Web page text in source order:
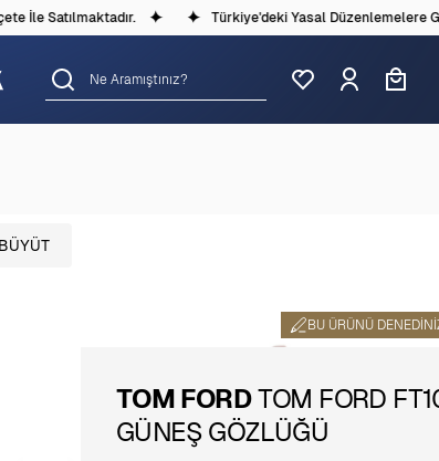
İle Satılmaktadır. Türkiye'deki Yasal Düzenlemelere
BÜYÜT
BU ÜRÜNÜ
TOM FORDTOM FORD
GÜNEŞ GÖZLÜĞÜ